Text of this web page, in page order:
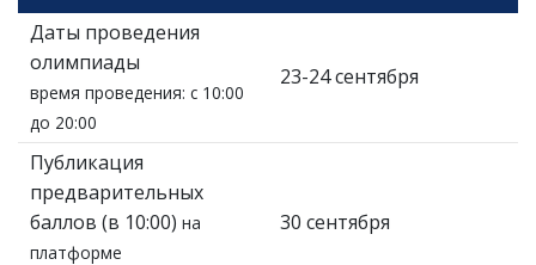
Даты проведения
олимпиады
время проведения: с 10:00
до 20:00
23-24 сентября
Публикация
предварительных
баллов (в 10:00) на
платформе
30 сентября